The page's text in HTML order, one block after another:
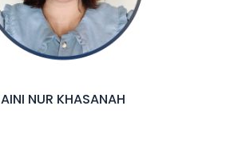
AINI NUR KHASANAH